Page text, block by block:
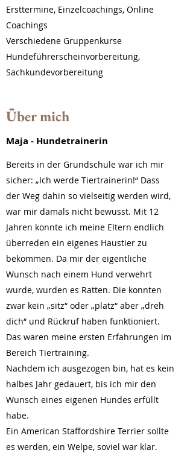
Ersttermine, Einzelcoachings, Online
Coachings
Verschiedene Gruppenkurse
Hundeführerscheinvorbereitung,
Sachkundevorbereitung
Über mich
Maja - Hundetrainerin
Bereits in der Grundschule war ich mir
sicher: „Ich werde Tiertrainerin!“ Dass
der Weg dahin so vielseitig werden wird,
war mir damals nicht bewusst. Mit 12
Jahren konnte ich meine Eltern endlich
überreden ein eigenes Haustier zu
bekommen. Da mir der eigentliche
Wunsch nach einem Hund verwehrt
wurde, wurden es Ratten. Die konnten
zwar kein „sitz“ oder „platz“ aber „dreh
dich“ und Rückruf haben funktioniert.
Das waren meine ersten Erfahrungen im
Bereich Tiertraining.
Nachdem ich ausgezogen bin, hat es kein
halbes Jahr gedauert, bis ich mir den
Wunsch eines eigenen Hundes erfüllt
habe.
Ein American Staffordshire Terrier sollte
es werden, ein Welpe, soviel war klar.